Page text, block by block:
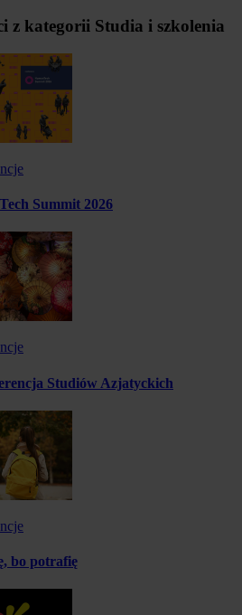
z kategorii Studia i szkolenia
Summit 2026
Studiów Azjatyckich
bo potrafię